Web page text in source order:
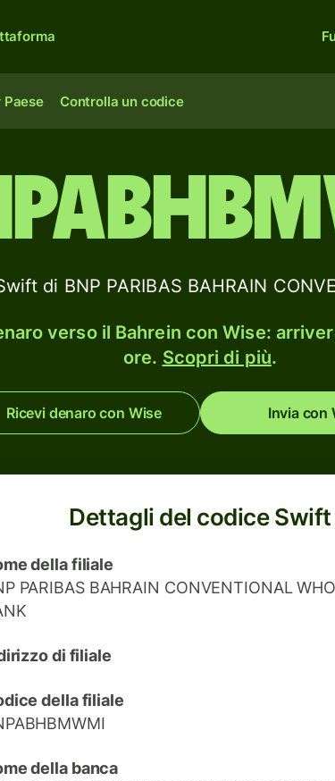
Paese Controlla un codice
di BNP PARIBAS BAHRAIN
verso il Bahrein con Wise:
ore. Scopri di più.
Ricevi denaro con Wise Invia con
Dettagli del codice Swift
della filiale
PARIBAS BAHRAIN CONVENTIONAL
di filiale
della filiale
della banca